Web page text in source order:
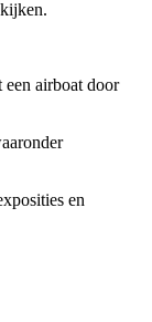
een airboat door
en